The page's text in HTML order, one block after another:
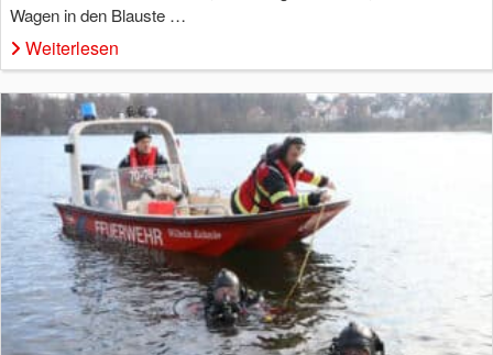
Wagen in den Blauste …
Weiterlesen